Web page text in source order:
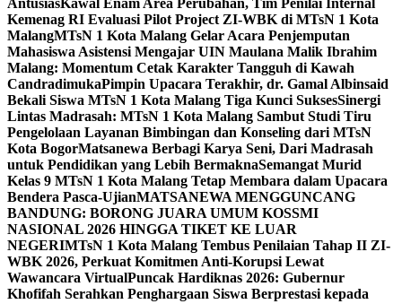
AntusiasKawal Enam Area Perubahan, Tim Penilai Internal
Kemenag RI Evaluasi Pilot Project ZI-WBK di MTsN 1 Kota
MalangMTsN 1 Kota Malang Gelar Acara Penjemputan
Mahasiswa Asistensi Mengajar UIN Maulana Malik Ibrahim
Malang: Momentum Cetak Karakter Tangguh di Kawah
CandradimukaPimpin Upacara Terakhir, dr. Gamal Albinsaid
Bekali Siswa MTsN 1 Kota Malang Tiga Kunci SuksesSinergi
Lintas Madrasah: MTsN 1 Kota Malang Sambut Studi Tiru
Pengelolaan Layanan Bimbingan dan Konseling dari MTsN
Kota BogorMatsanewa Berbagi Karya Seni, Dari Madrasah
untuk Pendidikan yang Lebih BermaknaSemangat Murid
Kelas 9 MTsN 1 Kota Malang Tetap Membara dalam Upacara
Bendera Pasca-UjianMATSANEWA MENGGUNCANG
BANDUNG: BORONG JUARA UMUM KOSSMI
NASIONAL 2026 HINGGA TIKET KE LUAR
NEGERIMTsN 1 Kota Malang Tembus Penilaian Tahap II ZI-
WBK 2026, Perkuat Komitmen Anti-Korupsi Lewat
Wawancara VirtualPuncak Hardiknas 2026: Gubernur
Khofifah Serahkan Penghargaan Siswa Berprestasi kepada